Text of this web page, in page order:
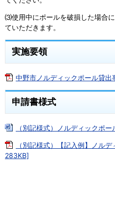
⑶使用中にポールを破損した場合
ていただきます。
実施要領
中野市ノルディックポール貸
申請書様式
（別記様式）ノルディックポ
（別記様式）【記入例】ノル
283KB]